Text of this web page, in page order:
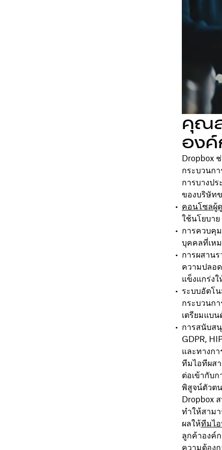
คุณ
องค์
Dropbox
กระบวนก
การบางป
ของบริษัท
คอนโซลผู้
ใช้นโยบา
การควบคุ
บุคคลที่เห
การผสานร
ความปลอ
แข็งแกร่ง
ระบบอัตโ
กระบวนก
เตรียมแบ
การสนับส
GDPR,
และทางก
ทีมไอทีผส
ต่อเข้ากับก
พิสูจน์ตัวต
Dropbox
ทำให้สามา
ผลให้ทีมไ
ลูกค้าองค์
ความต้อง